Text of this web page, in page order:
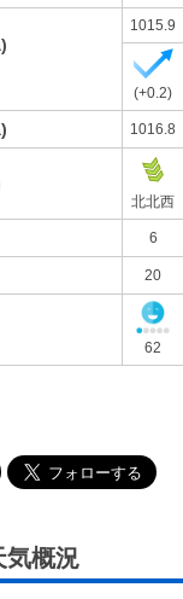
1015.9
(+0.2)
1016.8
北北西
6
20
62
気概況